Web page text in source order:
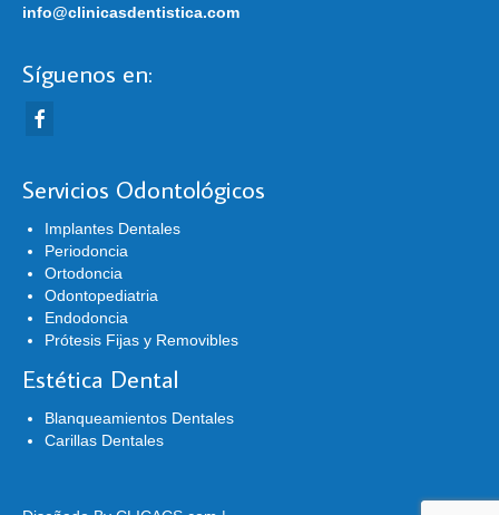
info@clinicasdentistica.com
Síguenos en:
Servicios Odontológicos
Implantes Dentales
Periodoncia
Ortodoncia
Odontopediatria
Endodoncia
Prótesis Fijas y Removibles
Estética Dental
Blanqueamientos Dentales
Carillas Dentales